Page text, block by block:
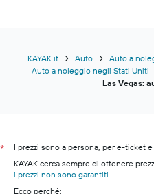
KAYAK.it Auto
Auto a
Auto a noleggio negli Stati Uniti
Las Vegas:
*
I prezzi sono a persona, per e-ticket
KAYAK cerca sempre di ottenere
i prezzi non sono garantiti
Ecco perché: